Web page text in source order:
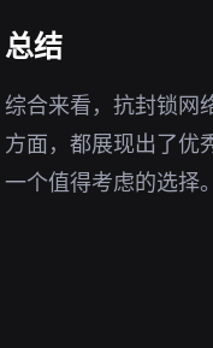
总结
综合来看，抗封锁网
方面，都展现出了优
一个值得考虑的选择